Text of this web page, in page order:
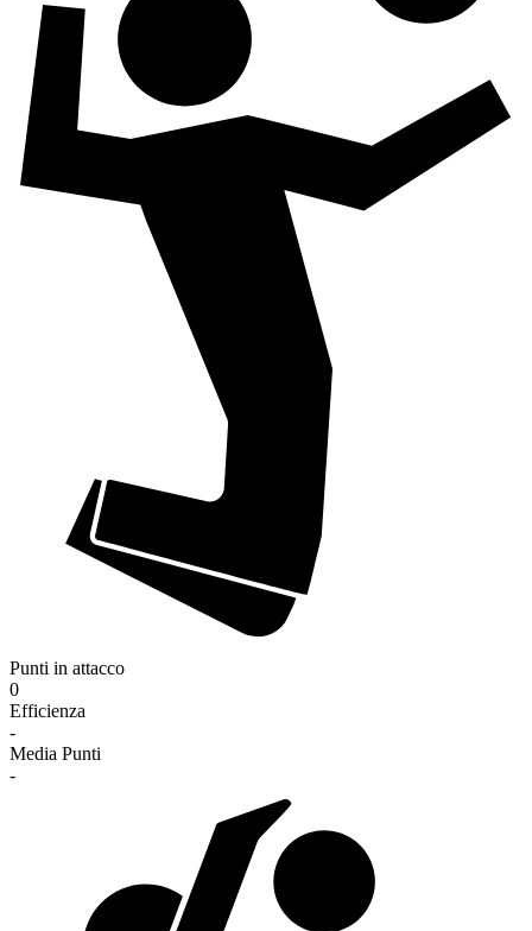
Punti in attacco
0
Efficienza
-
Media Punti
-